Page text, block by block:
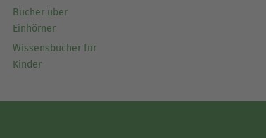
Bücher über
Einhörner
Wissensbücher für
Kinder